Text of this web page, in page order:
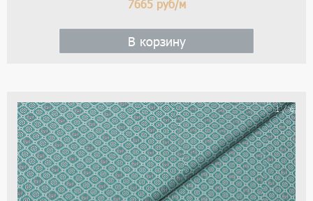
7665 руб/м
В корзину
1 / 6